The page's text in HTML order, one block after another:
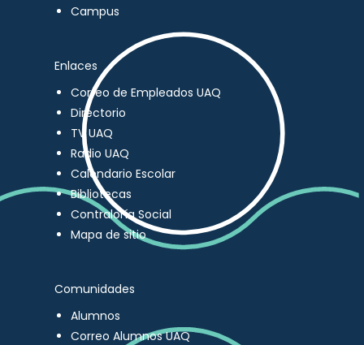
Campus
Enlaces
Correo de Empleados UAQ
Directorio
TV UAQ
Radio UAQ
Calendario Escolar
Bibliotecas
Contraloría Social
Mapa de sitio
Comunidades
Alumnos
Correo Alumnos UAQ